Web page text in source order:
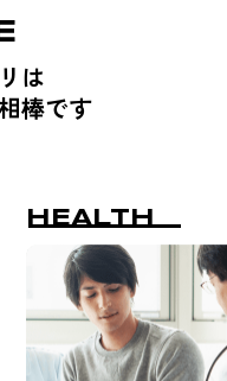
は
棒です
HEALTH